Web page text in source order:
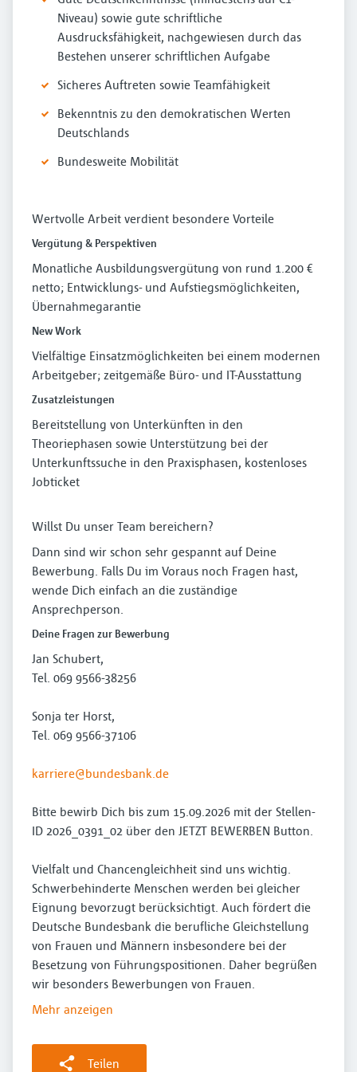
Niveau) sowie gute schriftliche
Ausdrucksfähigkeit, nachgewiesen durch das
Bestehen unserer schriftlichen Aufgabe
Sicheres Auftreten sowie Teamfähigkeit
Bekenntnis zu den demokratischen Werten
Deutschlands
Bundesweite Mobilität
Wertvolle Arbeit verdient besondere Vorteile
Vergütung & Perspektiven
Monatliche Ausbildungsvergütung von rund 1.200 €
netto; Entwicklungs- und Aufstiegsmöglichkeiten,
Übernahmegarantie
New Work
Vielfältige Einsatzmöglichkeiten bei einem modernen
Arbeitgeber; zeitgemäße Büro- und IT-Ausstattung
Zusatzleistungen
Bereitstellung von Unterkünften in den
Theoriephasen sowie Unterstützung bei der
Unterkunftssuche in den Praxisphasen, kostenloses
Jobticket
Willst Du unser Team bereichern?
Dann sind wir schon sehr gespannt auf Deine
Bewerbung. Falls Du im Voraus noch Fragen hast,
wende Dich einfach an die zuständige
Ansprechperson.
Deine Fragen zur Bewerbung
Jan Schubert,
Tel. 069 9566-38256
Sonja ter Horst,
Tel. 069 9566-37106
karriere@bundesbank.de
Bitte bewirb Dich bis zum 15.09.2026 mit der Stellen-
ID 2026_0391_02 über den JETZT BEWERBEN Button.
Vielfalt und Chancengleichheit sind uns wichtig.
Schwerbehinderte Menschen werden bei gleicher
Eignung bevorzugt berücksichtigt. Auch fördert die
Deutsche Bundesbank die berufliche Gleichstellung
von Frauen und Männern insbesondere bei der
Besetzung von Führungspositionen. Daher begrüßen
wir besonders Bewerbungen von Frauen.
Mehr anzeigen
Teilen